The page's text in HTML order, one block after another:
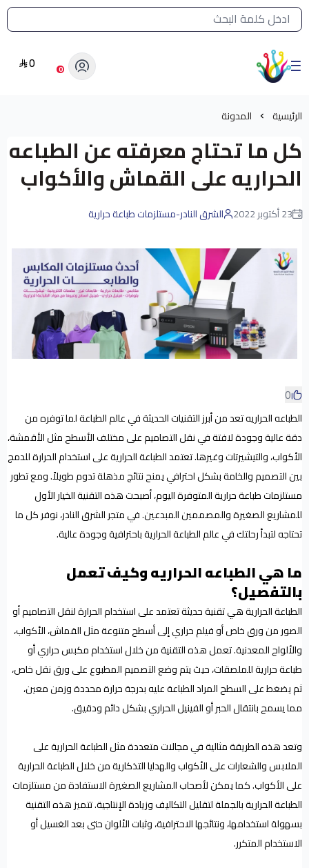
القائمة الرئيسية لمتجر الشرق النادر
الشرق النادر بيع مستلزمات طباعة حرارية 0
0
الرئيسية المدونة
كل ما تحتاج معرفته عن الطباعه
الحراريه على القماش والأكواب
23 أكتوبر 2022 الشرق النادر-مستلزمات طباعة حرارية
0
الطباعه الحراريه تعد من أبرز التقنيات الحديثة في عالم الطباعة لما توفره من
دقة عالية وجودة لافتة في نقل التصاميم على مختلف الأسطح مثل الأقمشة،
الأكواب، والتيشيرتات وغيرها. تعتمد الطباعة الحرارية على استخدام الحرارة للدمج
بين التصميم والخامة بشكل احترافي يمنح نتائج مذهلة تدوم طويلاً. ومع تطور
مستلزمات طباعة حرارية المتوفرة اليوم، أصبحت هذه التقنية الخيار الأول
للمشاريع الصغيرة والمصممين المبدعين. في متجر الشرق النادر، نوفر كل ما
تحتاجه لتبدأ رحلتك في عالم الطباعة الحرارية باحترافية وجودة عالية.
ما هي الطباعه الحراريه وكيف تعمل
بالتفصيل؟
الطباعة الحرارية هي تقنية حديثة تعتمد على استخدام الحرارة لنقل التصاميم أو
الصور من ورق خاص أو فيلم حراري إلى أسطح متنوعة مثل القماش، الأكواب،
والألواح المعدنية. تعمل هذه التقنية من خلال استخدام مكبس حراري أو
طباعة حرارية للملصقات، حيث يتم وضع التصميم المطبوع على ورق نقل خاص،
ثم يضغط على السطح المراد الطباعة عليه بدرجة حرارة محددة وزمن معين،
مما يسمح بانتقال الحبر أو الفينيل الحراري بشكل دائم ودقيق.
وتعد هذه الطريقة مثالية في مجالات متعددة مثل الطباعة الحرارية على
الملابس والشعارات على الأكواب والهدايا التذكارية من خلال الطباعة الحرارية
على الأكواب. كما يمكن لأصحاب المشاريع الصغيرة الاستفادة من مستلزمات
الطباعة الحرارية بالجملة لتقليل التكاليف وزيادة الإنتاجية. تتميز هذه التقنية
بسهولة استخدامها، ونتائجها الاحترافية، وثبات الألوان حتى بعد الغسيل أو
الاستخدام المتكرر.